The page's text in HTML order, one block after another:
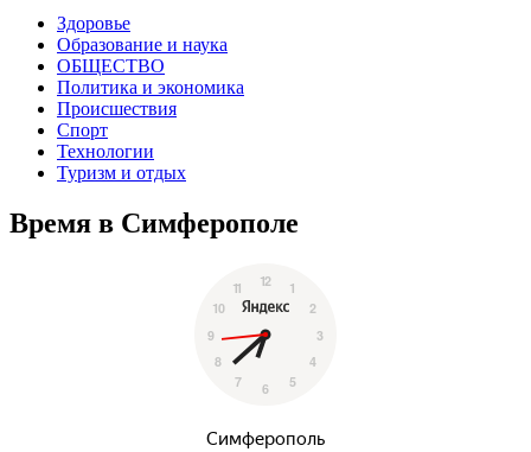
Здоровье
Образование и наука
ОБЩЕСТВО
Политика и экономика
Происшествия
Спорт
Технологии
Туризм и отдых
Время в Симферополе